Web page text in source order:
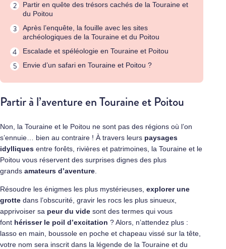
Partir en quête des trésors cachés de la Touraine et
du Poitou
Après l’enquête, la fouille avec les sites
archéologiques de la Touraine et du Poitou
Escalade et spéléologie en Touraine et Poitou
Envie d’un safari en Touraine et Poitou ?
Partir à l’aventure en Touraine et Poitou
Non, la Touraine et le Poitou ne sont pas des régions où l’on
s’ennuie… bien au contraire ! À travers leurs paysages
idylliques entre forêts, rivières et patrimoines, la Touraine et le
Poitou vous réservent des surprises dignes des plus
grands amateurs d’aventure
Résoudre les énigmes les plus mystérieuses, explorer une
grotte dans l’obscurité, gravir les rocs les plus sinueux,
apprivoiser sa peur du vide sont des termes qui vous
font hérisser le poil d’excitation ? Alors, n’attendez plus :
lasso en main, boussole en poche et chapeau vissé sur la tête,
votre nom sera inscrit dans la légende de la Touraine et du